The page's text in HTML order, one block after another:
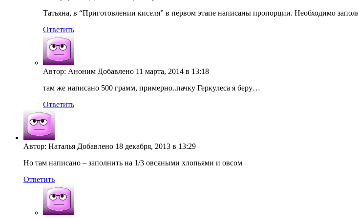
Татьяна, в “Приготовлении киселя” в первом этапе написаны пропорции. Необходимо
Ответить
Автор: Аноним Добавлено 11 марта, 2014 в 13:18
там же написано 500 грамм, примерно..пачку Геркулеса я беру…
Ответить
Автор: Наталья Добавлено 18 декабря, 2013 в 13:29
Но там написано – заполнить на 1/3 овсяными хлопьями и овсом
Ответить